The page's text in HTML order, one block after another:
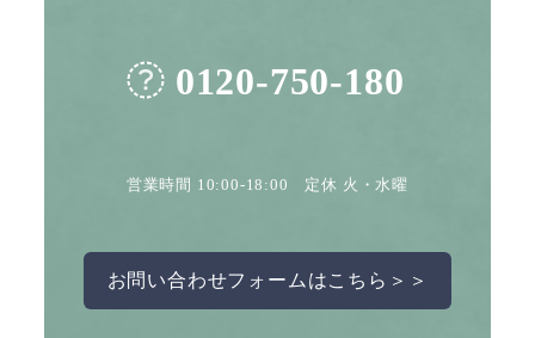
0120-750-180
営業時間 10:00-18:00 定休 火・水曜
お問い合わせフォームはこちら＞＞